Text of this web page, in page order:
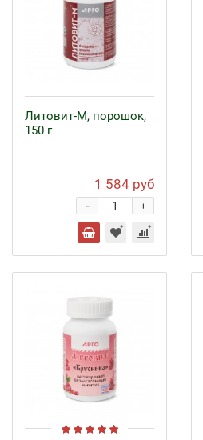
Литовит-М, порошок,
150 г
1 584 руб
+
-